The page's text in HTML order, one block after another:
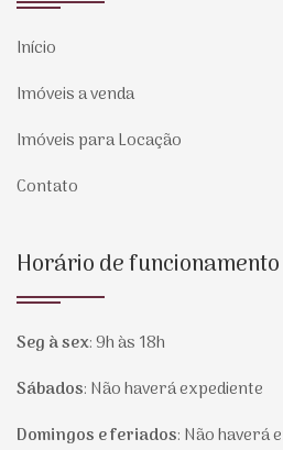
Início
Imóveis a venda
Imóveis para Locação
Contato
Horário de funcionamento
Seg à sex:9h às 18h
Sábados: Não haverá expediente
Domingos e feriados: Não haverá